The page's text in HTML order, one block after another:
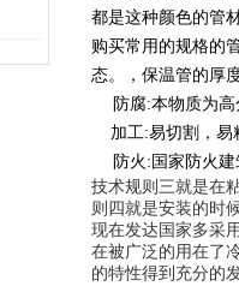
都是这种颜色的管
购买常用的规格的
态。，保温管的厚
防腐:本物质为
加工:易切割，易
防火 : 国家防火
技术规则三就是在
则四就是安装的时
现在发达国家多采
在被广泛的用在了
的特性得到充分的